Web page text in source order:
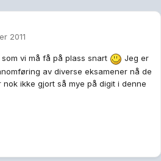
2011
vi må få på plass snart
Jeg er
av diverse eksamener nå de
ikke gjort så mye på digit i denne